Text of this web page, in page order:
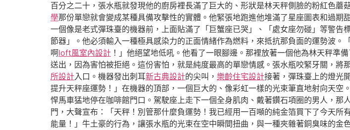
百分之二十，張水瓶就發現他的廚房裡長滿了巨大的、形狀是林天秤側臉的粉紅色
學那份單戀就會變成某種具備攻擊性的實體。他緊張地跑進他堆滿了星座圖表和過
一個像是老式彈珠臺的機器前，上面貼滿了「巨蟹座已哭」、「處女座勿碰」等警
節器」。他必須輸入一種極具感染力的正面情緒作為燃料，來抵抗那負面的運勢波
啊loft風室內設計 ！」他絕望地低吼。他看了一眼腳邊。那裡放著一個他為林天秤準
送出，因為害怕被拒絕。這份害怕，就是純度最高的單戀情感。張水瓶咬緊牙關，
所設計入口。機器發出刺耳新古典設計的尖叫， 樂齡住宅設計接著，彈珠臺上的燈光
提升天秤座運勢！」在機器的頂部，一個巨大的、像彩虹一樣的光束筆直地射向天
悍馬車猛地停在咖啡館門口。駕駛座上走下一個全身肌肉、戴著鑽石項圈的男人，
門，大聲宣布：「天秤！別管那什麼負運勢！我已經用一百噸的純金箔買下了今天
能量！」牛土豪的行為，讓張水瓶的光束在空中瞬間扭曲，與一種夾雜著銅臭味的